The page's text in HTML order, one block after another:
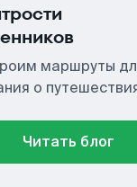
маршруты
о
Читать блог